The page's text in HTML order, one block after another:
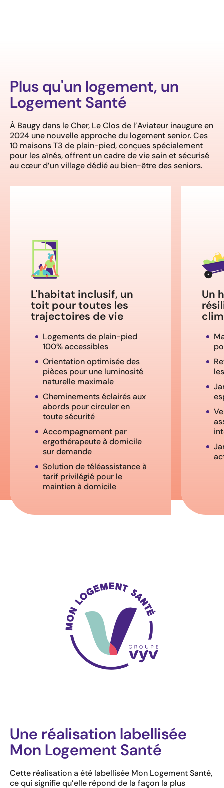
Plus qu'un logement, un
Logement Santé
À Baugy dans le Cher, Le Clos de l’Aviateur inaugure en
2024 une nouvelle approche du logement senior. Ces
10 maisons T3 de plain-pied, conçues spécialement
pour les aînés, offrent un cadre de vie sain et sécurisé
au cœur d’un village dédié au bien-être des seniors.
L'habitat inclusif, un
toit pour toutes les
trajectoires de vie
Logements de plain-pied
100% accessibles
Orientation optimisée des
pièces pour une luminosité
naturelle maximale
Cheminements éclairés aux
abords pour circuler en
toute sécurité
Accompagnement par
ergothérapeute à domicile
sur demande
Solution de téléassistance à
tarif privilégié pour le
maintien à domicile
Un
Une réalisation labellisée
Mon Logement Santé
Cette réalisation a été labellisée Mon Logement Santé,
ce qui signifie qu’elle répond de la façon la plus